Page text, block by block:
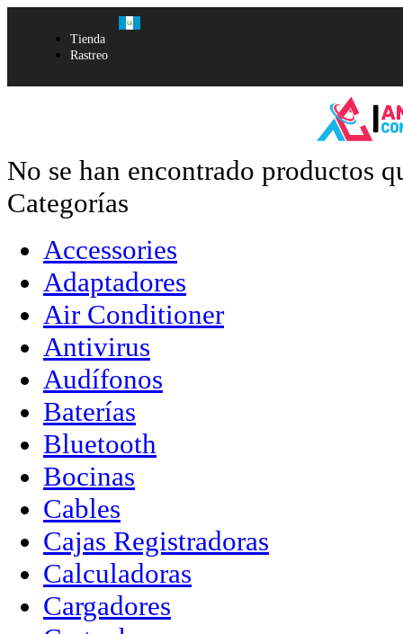
Tienda
Rastreo
No se han encontrado productos
Categorías
Accessories
Adaptadores
Air Conditioner
Antivirus
Audífonos
Baterías
Bluetooth
Bocinas
Cables
Cajas Registradoras
Calculadoras
Cargadores